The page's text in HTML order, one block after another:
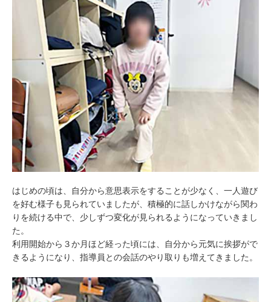
はじめの頃は、自分から意思表示をすることが少なく、一人遊び
を好む様子も見られていましたが、積極的に話しかけながら関わ
りを続ける中で、少しずつ変化が見られるようになっていきまし
た。
利用開始から３か月ほど経った頃には、自分から元気に挨拶がで
きるようになり、指導員との会話のやり取りも増えてきました。